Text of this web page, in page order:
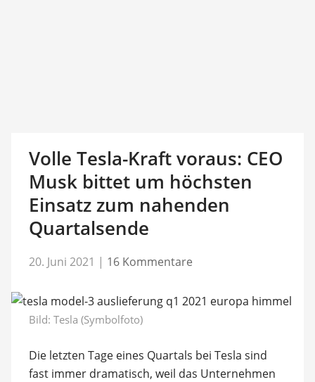
Volle Tesla-Kraft voraus: CEO
Musk bittet um höchsten
Einsatz zum nahenden
Quartalsende
20. Juni 2021 | 16 Kommentare
Bild: Tesla (Symbolfoto)
Die letzten Tage eines Quartals bei Tesla sind
fast immer dramatisch, weil das Unternehmen